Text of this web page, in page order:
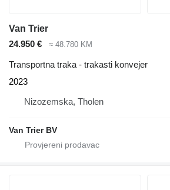
Van Trier
24.950 €
≈ 48.780 KM
Transportna traka - trakasti konvejer
2023
Nizozemska, Tholen
Van Trier BV